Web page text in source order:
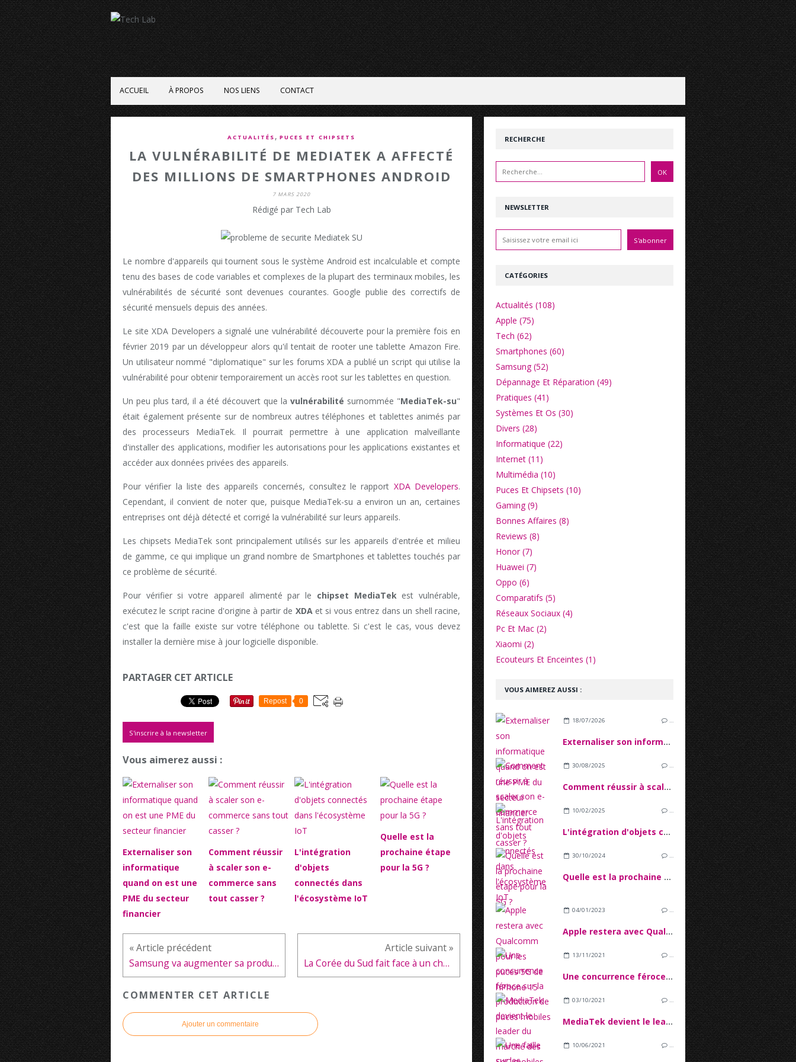
ACCUEIL À PROPOS NOS LIENS CONTACT
ACTUALITÉS , PUCES ET CHIPSETS
LA VULNÉRABILITÉ DE MEDIATEK A AFFECTÉ
DES MILLIONS DE SMARTPHONES ANDROID
7 MARS 2020
Rédigé par Tech Lab
Le nombre d'appareils qui tournent sous le système Android est incalculable et compte
tenu des bases de code variables et complexes de la plupart des terminaux mobiles, les
vulnérabilités de sécurité sont devenues courantes. Google publie des correctifs de
sécurité mensuels depuis des années.
Le site XDA Developers a signalé une vulnérabilité découverte pour la première fois en
février 2019 par un développeur alors qu'il tentait de rooter une tablette Amazon Fire.
Un utilisateur nommé "diplomatique" sur les forums XDA a publié un script qui utilise la
vulnérabilité pour obtenir temporairement un accès root sur les tablettes en question.
Un peu plus tard, il a été découvert que la vulnérabilité surnommée "MediaTek-su"
était également présente sur de nombreux autres téléphones et tablettes animés par
des processeurs MediaTek. Il pourrait permettre à une application malveillante
d'installer des applications, modifier les autorisations pour les applications existantes et
accéder aux données privées des appareils.
Pour vérifier la liste des appareils concernés, consultez le rapport XDA Developers.
Cependant, il convient de noter que, puisque MediaTek-su a environ un an, certaines
entreprises ont déjà détecté et corrigé la vulnérabilité sur leurs appareils.
Les chipsets MediaTek sont principalement utilisés sur les appareils d'entrée et milieu
de gamme, ce qui implique un grand nombre de Smartphones et tablettes touchés par
ce problème de sécurité.
Pour vérifier si votre appareil alimenté par le chipset MediaTekest vulnérable,
exécutez le script racine d'origine à partir de XDA et si vous entrez dans un shell racine,
c'est que la faille existe sur votre téléphone ou tablette. Si c'est le cas, vous devez
installer la dernière mise à jour logicielle disponible.
PARTAGER CET ARTICLE
Repost 0
S'inscrire à la newsletter
Vous aimerez aussi :
Externaliser son
informatique
quand on est une
PME du secteur
financier
Comment réussir
à scaler son e-
commerce sans
tout casser ?
L'intégration
d'objets
connectés dans
l'écosystème IoT
Quelle est la
prochaine étape
pour la 5G ?
Samsung va augmenter sa production d'écrans pliables de 400% d'ici la fin de l'année 2020 La Corée du Sud fait face à un chaos de la chaîne d'approvisionnement à cause du coronavirus
COMMENTER CET ARTICLE
Ajouter un commentaire
NEWSLETTER
RECHERCHE
VOUS AIMEREZ AUSSI :
18/07/2026 …
Externaliser son informatique quand on est une PME du secteur financier
30/08/2025 …
Comment réussir à scaler son e-commerce sans tout casser ?
10/02/2025 …
L'intégration d'objets connectés dans l'écosystème IoT
30/10/2024 …
Quelle est la prochaine étape pour la 5G ?
04/01/2023 …
Apple restera avec Qualcomm pour les puces 5G de l'iPhone 15
13/11/2021 …
Une concurrence féroce sur la production de puces mobiles
03/10/2021 …
MediaTek devient le leader du marché des SoC mobiles
10/06/2021 …
CATÉGORIES
Actualités (108)
Apple (75)
Tech (62)
Smartphones (60)
Samsung (52)
Dépannage Et Réparation (49)
Pratiques (41)
Systèmes Et Os (30)
Divers (28)
Informatique (22)
Internet (11)
Multimédia (10)
Puces Et Chipsets (10)
Gaming (9)
Bonnes Affaires (8)
Reviews (8)
Honor (7)
Huawei (7)
Oppo (6)
Comparatifs (5)
Réseaux Sociaux (4)
Pc Et Mac (2)
Xiaomi (2)
Ecouteurs Et Enceintes (1)